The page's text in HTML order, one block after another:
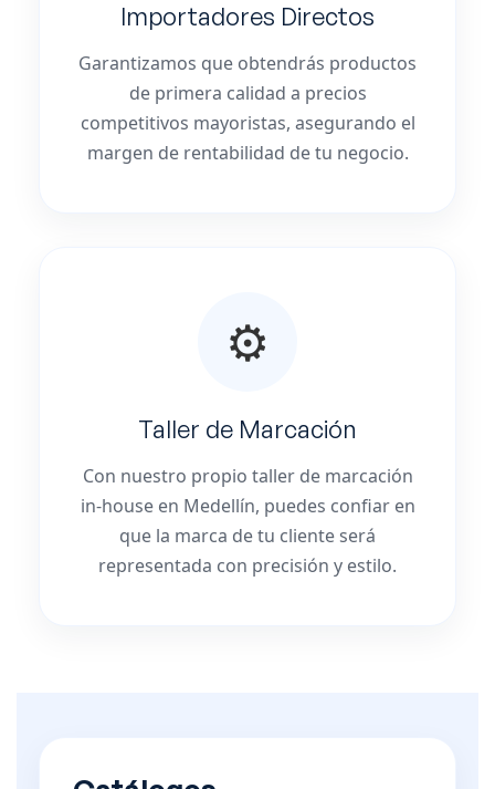
Importadores Directos
Garantizamos que obtendrás productos
de primera calidad a precios
competitivos mayoristas, asegurando el
margen de rentabilidad de tu negocio.
⚙️
Taller de Marcación
Con nuestro propio taller de marcación
in-house en Medellín, puedes confiar en
que la marca de tu cliente será
representada con precisión y estilo.